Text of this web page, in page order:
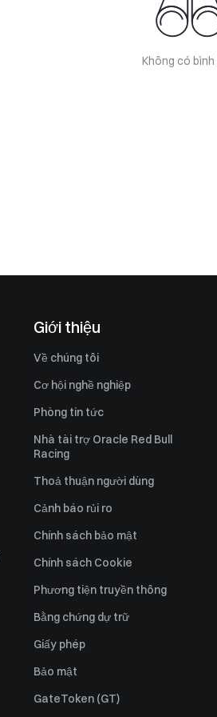
Không có bình
Giới thiệu
Về chúng tôi
Cơ hội nghề nghiệp
Phòng tin tức
Nhà tài trợ Oracle Red Bull
Racing
Thoả thuận người dùng
Cảnh báo rủi ro
Chính sách bảo mật
Chính sách Cookie
Phương tiện truyền thông
Bằng chứng dự trữ
Giấy phép
Bảo mật
GateToken (GT)